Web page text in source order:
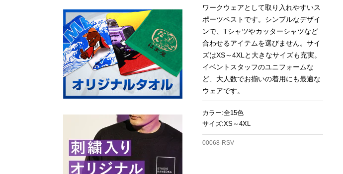
ワークウェアとして取り入れやすいス
ポーツベストです。シンプルなデザイ
ンで、Tシャツやカッターシャツなど
合わせるアイテムを選びません。サイ
ズはXS～4XLと大きなサイズも充実。
イベントスタッフのユニフォームな
ど、大人数でお揃いの着用にも最適な
ウェアです。
カラー:全15色
サイズ:XS～4XL
00068-RSV